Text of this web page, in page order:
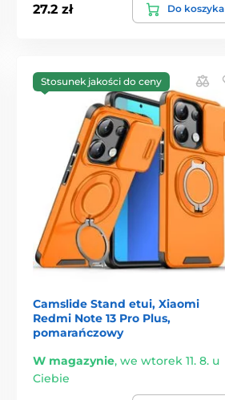
27.2 zł Do koszyka
Stosunek jakości do ceny
Camslide Stand etui, Xiaomi
Redmi Note 13 Pro Plus,
pomarańczowy
W magazynie, we wtorek 11. 8. u
Ciebie